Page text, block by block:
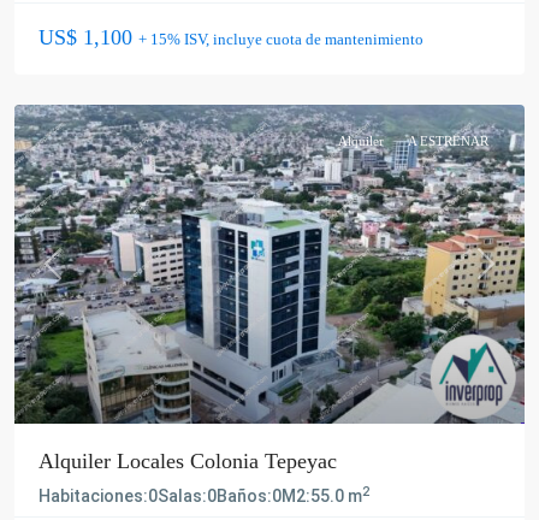
US$ 1,100 + 15% ISV, incluye cuota de mantenimiento
Previous Next
Alquiler A ESTRENAR
Alquiler Locales Colonia Tepeyac
Habitaciones:0Salas:0Baños:0M2:55.0 m2